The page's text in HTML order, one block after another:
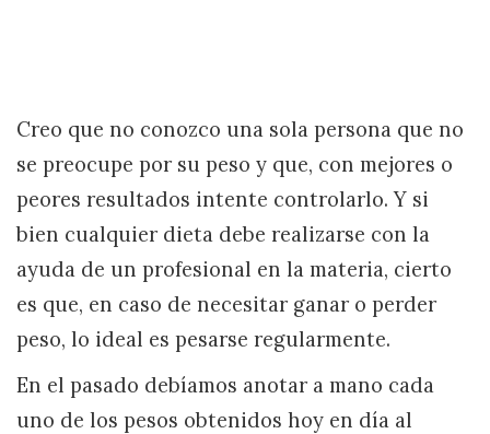
Creo que no conozco una sola persona que no
se preocupe por su peso y que, con mejores o
peores resultados intente controlarlo. Y si
bien cualquier dieta debe realizarse con la
ayuda de un profesional en la materia, cierto
es que, en caso de necesitar ganar o perder
peso, lo ideal es pesarse regularmente.
En el pasado debíamos anotar a mano cada
uno de los pesos obtenidos hoy en día al